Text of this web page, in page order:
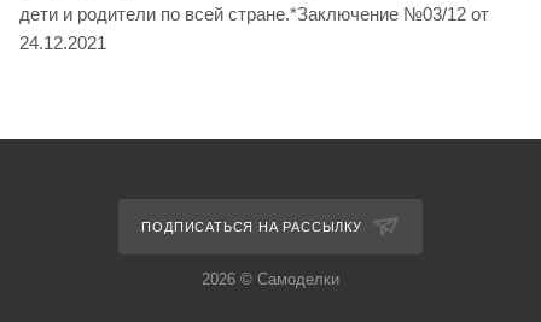
дети и родители по всей стране.*Заключение №03/12 от
24.12.2021
ПОДПИСАТЬСЯ НА РАССЫЛКУ
2026 © Самоделки